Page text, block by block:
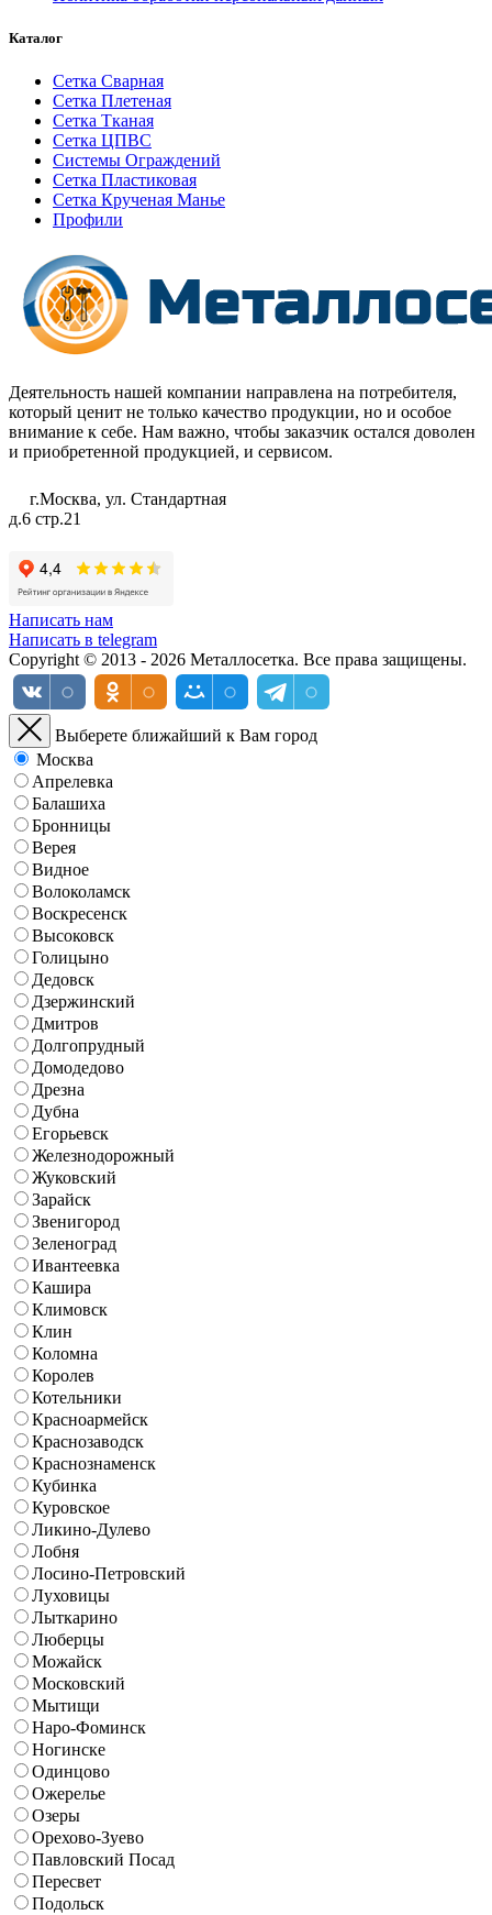
Каталог
Сетка Сварная
Сетка Плетеная
Сетка Тканая
Сетка ЦПВС
Системы Ограждений
Сетка Пластиковая
Сетка Крученая Манье
Профили
Деятельность нашей компании направлена на потребителя,
который ценит не только качество продукции, но и особое
внимание к себе. Нам важно, чтобы заказчик остался доволен
и приобретенной продукцией, и сервисом.
г.Москва, ул. Стандартная
д.6 стр.21
Написать нам
Написать в telegram
Copyright © 2013 - 2026 Металлосетка. Все права защищены.
Выберете ближайший к Вам город
Москва
Апрелевка
Балашиха
Бронницы
Верея
Видное
Волоколамск
Воскресенск
Высоковск
Голицыно
Дедовск
Дзержинский
Дмитров
Долгопрудный
Домодедово
Дрезна
Дубна
Егорьевск
Железнодорожный
Жуковский
Зарайск
Звенигород
Зеленоград
Ивантеевка
Кашира
Климовск
Клин
Коломна
Королев
Котельники
Красноармейск
Краснозаводск
Краснознаменск
Кубинка
Куровское
Ликино-Дулево
Лобня
Лосино-Петровский
Луховицы
Лыткарино
Люберцы
Можайск
Московский
Мытищи
Наро-Фоминск
Ногинске
Одинцово
Ожерелье
Озеры
Орехово-Зуево
Павловский Посад
Пересвет
Подольск